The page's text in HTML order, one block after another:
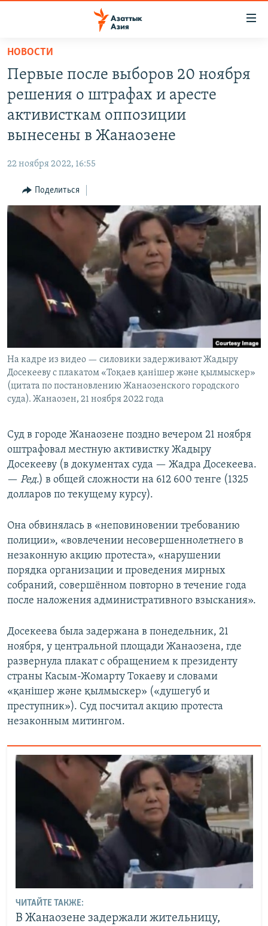
Вернуться
основному
содержанию
Вернутся
главной
Вернутся
поиску
КАЗАХСТАН
НОВОСТИ
ВОЙНА В УКРАИНЕ
НА ДРУГИХ ЯЗЫКАХ
КЫРГЫЗЧА
ЎЗБЕКЧА
ТОҶИКӢ
TÜRKMENÇE
ПОДПИШИТЕСЬ НА НАС В СОЦСЕТЯХ
Все сайты РСЕ/РС
НОВОСТИ
Первые после выборов 20 ноября
решения о штрафах и аресте
активисткам оппозиции
вынесены в Жанаозене
22 ноября 2022, 16:55
Поделиться
На кадре из видео — силовики задерживают Жадыру
Досекееву с плакатом «Тоқаев қанішер және қылмыскер»
(цитата по постановлению Жанаозенского городского
суда). Жанаозен, 21 ноября 2022 года
Суд в городе Жанаозене поздно вечером 21 ноября
оштрафовал местную активистку Жадыру
Досекееву (в документах суда — Жадра Досекеева.
— Ред.) в общей сложности на 612 600 тенге (1325
долларов по текущему курсу).
Она обвинялась в «неповиновении требованию
полиции», «вовлечении несовершеннолетнего в
незаконную акцию протеста», «нарушении
порядка организации и проведения мирных
собраний, совершённом повторно в течение года
после наложения административного взыскания».
Досекеева была задержана в понедельник, 21
ноября, у центральной площади Жанаозена, где
развернула плакат с обращением к президенту
страны Касым-Жомарту Токаеву и словами
«қанішер және қылмыскер» («душегуб и
преступник»). Суд посчитал акцию протеста
незаконным митингом.
ЧИТАЙТЕ ТАКЖЕ:
В Жанаозене задержали жительницу,